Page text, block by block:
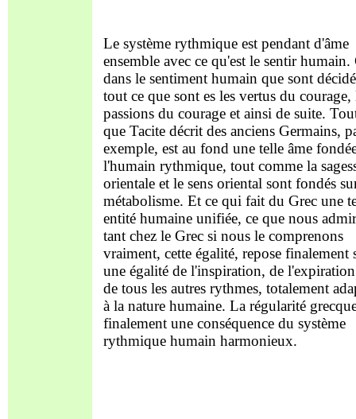
Le système rythmique est pendant d'âme
ensemble avec ce qu'est le sentir humain.
dans le sentiment humain que sont
tout ce que sont es les vertus du courage,
passions du courage et ainsi de suite.
que Tacite décrit des anciens Germains,
exemple, est au fond une telle âme
l'humain rythmique, tout comme la
orientale et le sens oriental sont fondés
métabolisme. Et ce qui fait du Grec une
entité humaine unifiée, ce que nous
tant chez le Grec si nous le comprenons
vraiment, cette égalité, repose finalement
une égalité de l'inspiration, de
de tous les autres rythmes, totalement
à la nature humaine. La régularité
finalement une conséquence du système
rythmique humain harmonieux.